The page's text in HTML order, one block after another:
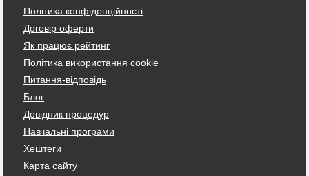
Політика конфіденційності
Договір оферти
Як працює рейтинг
Політика використання cookie
Питання-відповідь
Блог
Довідник процедур
Навчальні програми
Хештеги
Карта сайту